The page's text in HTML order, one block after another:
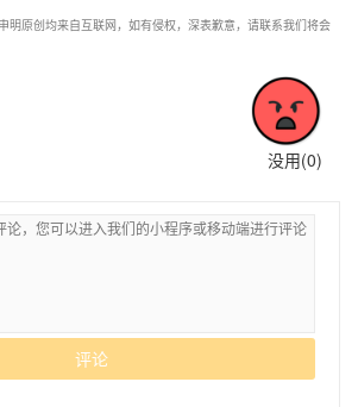
明原创均来自互联网，如有侵权，深表歉意，请联系我们将会
没用(0)
评论